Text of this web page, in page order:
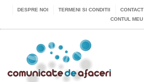
DESPRE NOI TERMENI SI CONDITII CONTACT
CONTUL MEU